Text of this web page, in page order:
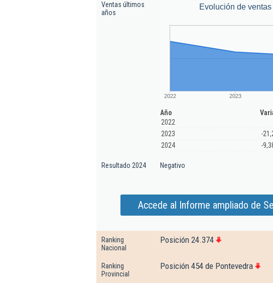
Ventas últimos
años
Evolución de ventas
2022 2023
Año
2022
2023
-
2024
-
Resultado 2024 Negativo
Accede al Informe ampliado de
Ranking
Nacional
Posición 24.374
Ranking
Provincial
Posición 454 de Pontevedra